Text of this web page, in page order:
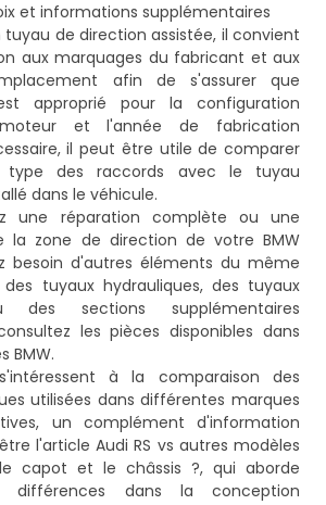
et informations supplémentaires
tuyau de direction assistée, il convient
aux marquages du fabricant et aux
afin de s'assurer que
approprié pour la configuration
et l'année de fabrication
il peut être utile de comparer
des raccords avec le tuyau
dans le véhicule.
une réparation complète ou une
la zone de direction de votre BMW
besoin d'autres éléments du même
tuyaux hydrauliques, des tuyaux
sections supplémentaires
les pièces disponibles dans
BMW.
à la comparaison des
utilisées dans différentes marques
un complément d'information
l'article Audi RS vs autres modèles
capot et le châssis ?, qui aborde
différences dans la conception